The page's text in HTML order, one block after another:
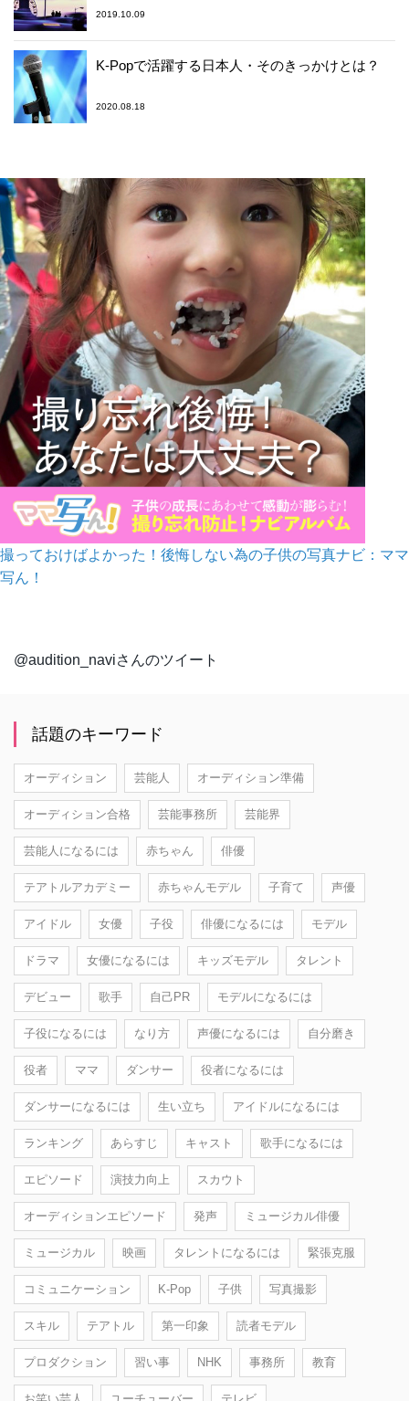
2019.10.09
K-Popで活躍する日本人・そのきっかけとは？
2020.08.18
撮っておけばよかった！後悔しない為の子供の写真ナビ：ママ
写ん！
@audition_naviさんのツイート
話題のキーワード
オーディション 芸能人 オーディション準備
オーディション合格 芸能事務所 芸能界
芸能人になるには 赤ちゃん 俳優
テアトルアカデミー 赤ちゃんモデル 子育て 声優
アイドル 女優 子役 俳優になるには モデル
ドラマ 女優になるには キッズモデル タレント
デビュー 歌手 自己PR モデルになるには
子役になるには なり方 声優になるには 自分磨き
役者 ママ ダンサー 役者になるには
ダンサーになるには 生い立ち アイドルになるには
ランキング あらすじ キャスト 歌手になるには
エピソード 演技力向上 スカウト
オーディションエピソード 発声 ミュージカル俳優
ミュージカル 映画 タレントになるには 緊張克服
コミュニケーション K-Pop 子供 写真撮影
スキル テアトル 第一印象 読者モデル
プロダクション 習い事 NHK 事務所 教育